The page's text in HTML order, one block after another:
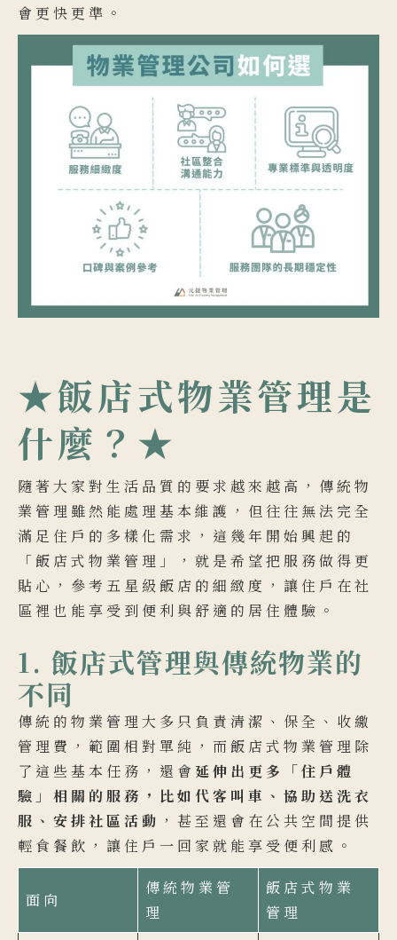
會更快更準。
★飯店式物業管理是
什麼？★
隨著大家對生活品質的要求越來越高，傳統物
業管理雖然能處理基本維護，但往往無法完全
滿足住戶的多樣化需求，這幾年開始興起的
「飯店式物業管理」，就是希望把服務做得更
貼心，參考五星級飯店的細緻度，讓住戶在社
區裡也能享受到便利與舒適的居住體驗。
1. 飯店式管理與傳統物業的
不同
傳統的物業管理大多只負責清潔、保全、收繳
管理費，範圍相對單純，而飯店式物業管理除
了這些基本任務，還會 延伸出更多「住戶體
驗」相關的服務，比如代客叫車、協助送洗衣
服、安排社區活動 ，甚至還會在公共空間提供
輕食餐飲，讓住戶一回家就能享受便利感。
面向
傳統物業管
理
飯店式物業
管理